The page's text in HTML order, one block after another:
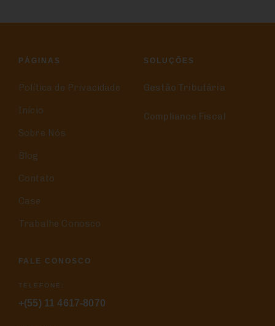
PÁGINAS
Política de Privacidade
Início
Sobre Nós
Blog
Contato
Case
Trabalhe Conosco
SOLUÇÕES
Gestão Tributária
Compliance Fiscal
FALE CONOSCO
TELEFONE:
+(55) 11 4617-8070